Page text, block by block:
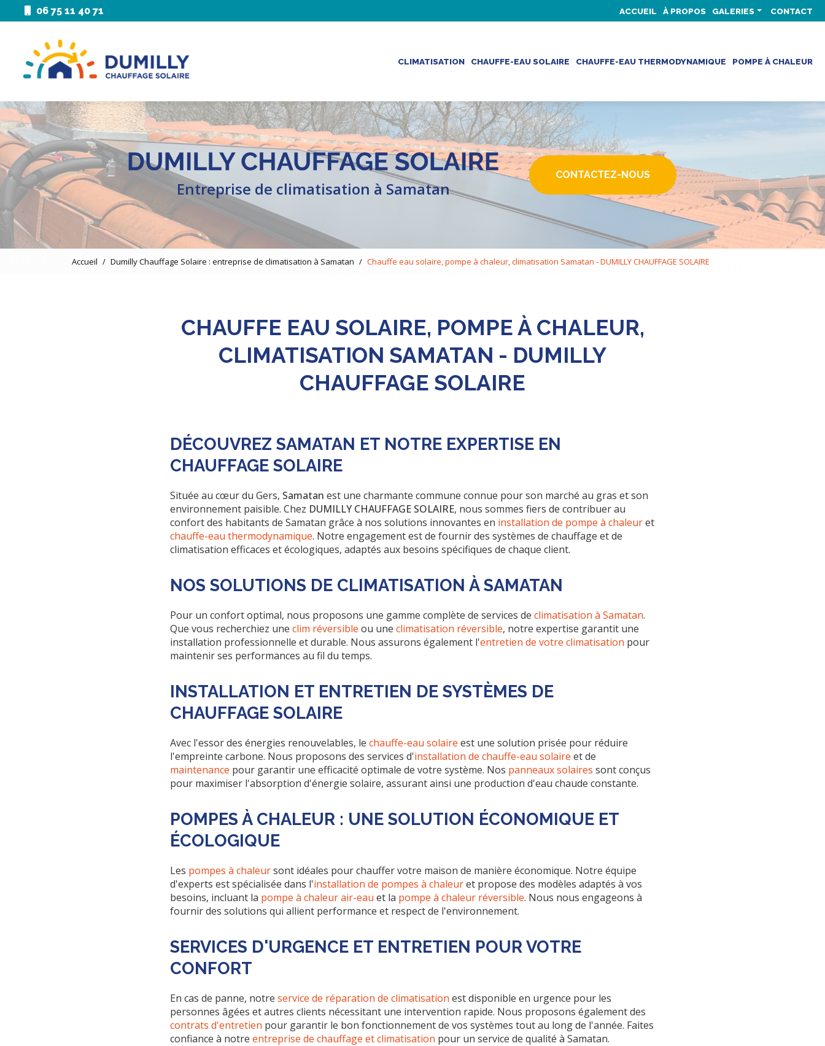
au
principal
06 75 11 40 71 ACCUEIL À PROPOS GALERIES CONTACT
CLIMATISATION CHAUFFE-EAU SOLAIRE CHAUFFE-EAU THERMODYNAMIQUE POMPE À CHALEUR
Entreprise de climatisation à Samatan
CONTACTEZ-NOUS
Accueil Dumilly Chauffage Solaire : entreprise de climatisation à Samatan Chauffe eau solaire, pompe à chaleur, climatisation Samatan - DUMILLY CHAUFFAGE SOLAIRE
CHAUFFE EAU SOLAIRE, POMPE À CHALEUR,
CLIMATISATION SAMATAN - DUMILLY
CHAUFFAGE SOLAIRE
DÉCOUVREZ SAMATAN ET NOTRE EXPERTISE EN
CHAUFFAGE SOLAIRE
Située au cœur du Gers, Samatan est une charmante commune connue pour son marché au gras et son
environnement paisible. Chez DUMILLY CHAUFFAGE SOLAIRE, nous sommes fiers de contribuer au
confort des habitants de Samatan grâce à nos solutions innovantes en installation de pompe à chaleuret
chauffe-eau thermodynamique. Notre engagement est de fournir des systèmes de chauffage et de
climatisation efficaces et écologiques, adaptés aux besoins spécifiques de chaque client.
NOS SOLUTIONS DE CLIMATISATION À SAMATAN
Pour un confort optimal, nous proposons une gamme complète de services de climatisation à Samatan.
Que vous recherchiez une clim réversible ou une climatisation réversible, notre expertise garantit une
installation professionnelle et durable. Nous assurons également l'entretien de votre climatisation pour
maintenir ses performances au fil du temps.
INSTALLATION ET ENTRETIEN DE SYSTÈMES DE
CHAUFFAGE SOLAIRE
Avec l'essor des énergies renouvelables, le chauffe-eau solaire est une solution prisée pour réduire
l'empreinte carbone. Nous proposons des services d'installation de chauffe-eau solaire et de
maintenance pour garantir une efficacité optimale de votre système. Nos panneaux solaires sont conçus
pour maximiser l'absorption d'énergie solaire, assurant ainsi une production d'eau chaude constante.
POMPES À CHALEUR : UNE SOLUTION ÉCONOMIQUE ET
ÉCOLOGIQUE
Les pompes à chaleursont idéales pour chauffer votre maison de manière économique. Notre équipe
d'experts est spécialisée dans l'installation de pompes à chaleuret propose des modèles adaptés à vos
besoins, incluant la pompe à chaleur air-eau et la pompe à chaleur réversible. Nous nous engageons à
fournir des solutions qui allient performance et respect de l'environnement.
SERVICES D'URGENCE ET ENTRETIEN POUR VOTRE
CONFORT
En cas de panne, notre service de réparation de climatisation est disponible en urgence pour les
personnes âgées et autres clients nécessitant une intervention rapide. Nous proposons également des
contrats d'entretien pour garantir le bon fonctionnement de vos systèmes tout au long de l'année. Faites
confiance à notre entreprise de chauffage et climatisation pour un service de qualité à Samatan.